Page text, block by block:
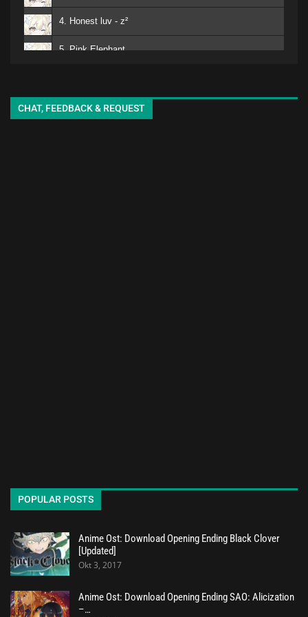
4. Honest luv - z²
5. Pink Elephant
7. Matomojyanainoga Cyoudoiino - Ya ya
CHAT, FEEDBACK & REQUEST
POPULAR POSTS
Anime Ost: Download Opening Ending Black Clover
[Updated]
Okt 3, 2017
Anime Ost: Download Opening Ending SAO: Alicization
–…